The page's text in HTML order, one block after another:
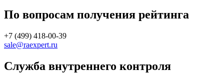
По вопросам получения рейтинга
+7 (499) 418-00-39
sale@raexpert.ru
Служба внутреннего контроля